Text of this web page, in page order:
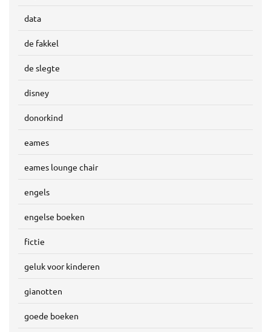
data
de fakkel
de slegte
disney
donorkind
eames
eames lounge chair
engels
engelse boeken
fictie
geluk voor kinderen
gianotten
goede boeken